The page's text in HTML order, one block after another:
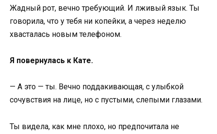
Жадный рот, вечно требующий. И лживый язык. Ты
говорила, что у тебя ни копейки, а через неделю
хвасталась новым телефоном.
Я повернулась к Кате.
— А это — ты. Вечно поддакивающая, с улыбкой
сочувствия на лице, но с пустыми, слепыми глазами.
Ты видела, как мне плохо, но предпочитала не